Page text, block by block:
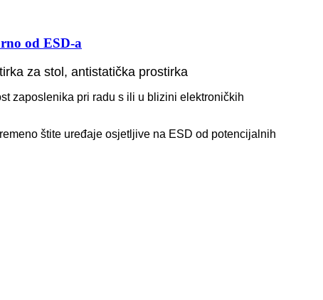
od ESD-a
za stol, antistatička prostirka
zaposlenika pri radu s ili u blizini elektroničkih
štite uređaje osjetljive na ESD od potencijalnih